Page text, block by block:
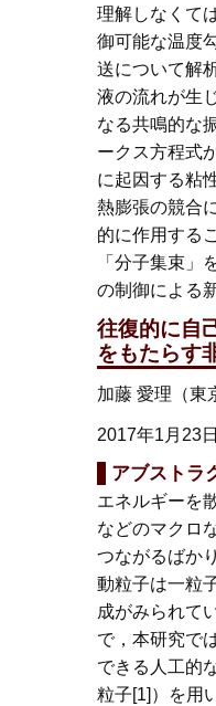
理解しなくて
御可能な温度
送について解
液の流れが生
なる共鳴的な
ークス方程式
に起因する粘
熱膨張の競合
的に作用する
「分子集束
の制御による
往復的に自
をもたらす
加藤 愛理（東
2017年1月23
アブストラ
エネルギーを
などのマクロ
つながるばか
動粒子は一粒
成がみられて
で，本研究で
できる人工的
粒子[1]）を用